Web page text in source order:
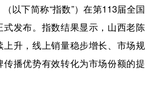
央文件 金融 汽车
人居 信息化 数字经济
村振兴 银龄 溯源中国
以下简称“指数”）在第113届全国
发布。指数结果显示，山西老陈
升，线上销量稳步增长、市场规
播优势有效转化为市场份额的提